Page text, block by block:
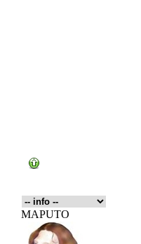
MAPUTO